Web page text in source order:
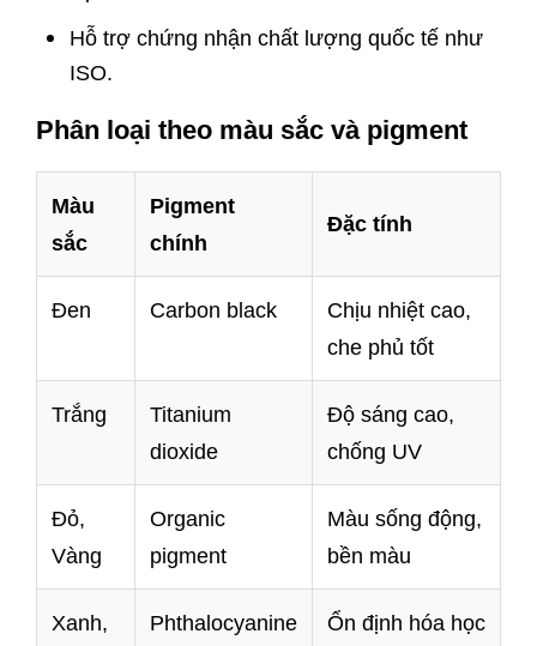
Hỗ trợ chứng nhận chất lượng quốc tế như
ISO.
Phân loại theo màu sắc và pigment
Màu
sắc
Pigment
chính
Đặc tính
Đen Carbon black
Chịu nhiệt cao,
che phủ tốt
Trắng
Titanium
dioxide
Độ sáng cao,
chống UV
Đỏ,
Vàng
Organic
pigment
Màu sống động,
bền màu
Xanh,
Phthalocyanine Ổn định hóa học